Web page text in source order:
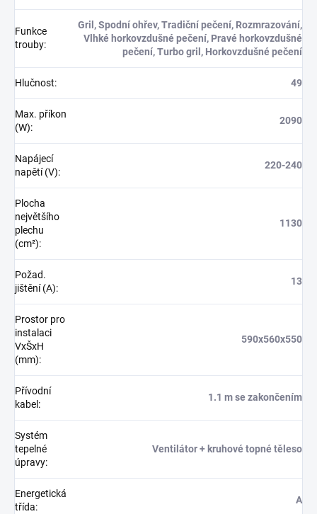
Funkce
trouby:
Gril, Spodní ohřev, Tradiční pečení, Rozmrazování,
Vlhké horkovzdušné pečení, Pravé horkovzdušné
pečení, Turbo gril, Horkovzdušné pečení
Hlučnost: 49
Max. příkon
(W):
2090
Napájecí
napětí (V):
220-240
Plocha
největšího
plechu
(cm²):
1130
Požad.
jištění (A):
13
Prostor pro
instalaci
VxŠxH
(mm):
590x560x550
Přívodní
kabel :
1.1 m se zakončením
Systém
tepelné
úpravy:
Ventilátor + kruhové topné těleso
Energetická
třída:
A